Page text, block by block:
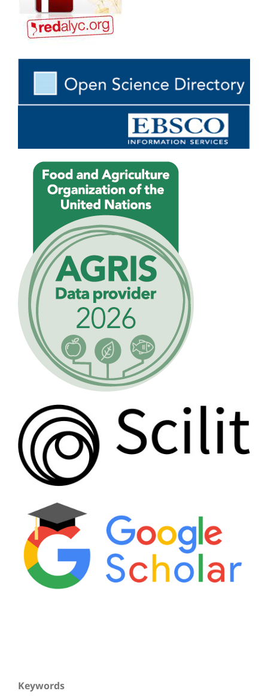
Keywords